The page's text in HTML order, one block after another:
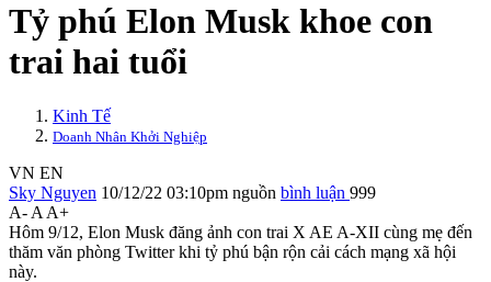
Tỷ phú Elon Musk khoe con
trai hai tuổi
Kinh Tế
Doanh Nhân Khởi Nghiệp
VN EN
Sky Nguyen 10/12/22 03:10pm nguồn bình luận 999
A- A A+
Hôm 9/12, Elon Musk đăng ảnh con trai X AE A-XII cùng mẹ đến
thăm văn phòng Twitter khi tỷ phú bận rộn cải cách mạng xã hội
này.